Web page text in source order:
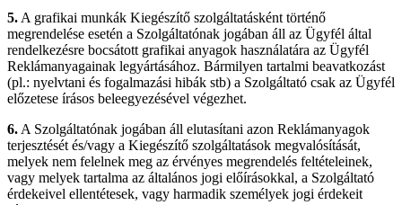
5. A grafikai munkák Kiegészítő szolgáltatásként történő
megrendelése esetén a Szolgáltatónak jogában áll az Ügyfél által
rendelkezésre bocsátott grafikai anyagok használatára az Ügyfél
Reklámanyagainak legyártásához. Bármilyen tartalmi beavatkozást
(pl.: nyelvtani és fogalmazási hibák stb) a Szolgáltató csak az Ügyfél
előzetese írásos beleegyezésével végezhet.
6. A Szolgáltatónak jogában áll elutasítani azon Reklámanyagok
terjesztését és/vagy a Kiegészítő szolgáltatások megvalósítását,
melyek nem felelnek meg az érvényes megrendelés feltételeinek,
vagy melyek tartalma az általános jogi előírásokkal, a Szolgáltató
érdekeivel ellentétesek, vagy harmadik személyek jogi érdekeit